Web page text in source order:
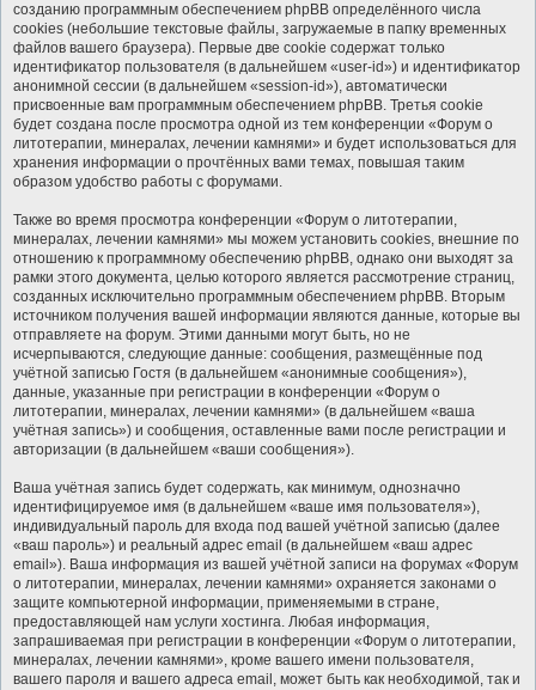
созданию программным обеспечением phpBB определённого числа
cookies (небольшие текстовые файлы, загружаемые в папку временных
файлов вашего браузера). Первые две cookie содержат только
идентификатор пользователя (в дальнейшем «user-id») и идентификатор
анонимной сессии (в дальнейшем «session-id»), автоматически
присвоенные вам программным обеспечением phpBB. Третья cookie
будет создана после просмотра одной из тем конференции «Форум о
литотерапии, минералах, лечении камнями» и будет использоваться для
хранения информации о прочтённых вами темах, повышая таким
образом удобство работы с форумами.
Также во время просмотра конференции «Форум о литотерапии,
минералах, лечении камнями» мы можем установить cookies, внешние по
отношению к программному обеспечению phpBB, однако они выходят за
рамки этого документа, целью которого является рассмотрение страниц,
созданных исключительно программным обеспечением phpBB. Вторым
источником получения вашей информации являются данные, которые вы
отправляете на форум. Этими данными могут быть, но не
исчерпываются, следующие данные: сообщения, размещённые под
учётной записью Гостя (в дальнейшем «анонимные сообщения»),
данные, указанные при регистрации в конференции «Форум о
литотерапии, минералах, лечении камнями» (в дальнейшем «ваша
учётная запись») и сообщения, оставленные вами после регистрации и
авторизации (в дальнейшем «ваши сообщения»).
Ваша учётная запись будет содержать, как минимум, однозначно
идентифицируемое имя (в дальнейшем «ваше имя пользователя»),
индивидуальный пароль для входа под вашей учётной записью (далее
«ваш пароль») и реальный адрес email (в дальнейшем «ваш адрес
email»). Ваша информация из вашей учётной записи на форумах «Форум
о литотерапии, минералах, лечении камнями» охраняется законами о
защите компьютерной информации, применяемыми в стране,
предоставляющей нам услуги хостинга. Любая информация,
запрашиваемая при регистрации в конференции «Форум о литотерапии,
минералах, лечении камнями», кроме вашего имени пользователя,
вашего пароля и вашего адреса email, может быть как необходимой, так и